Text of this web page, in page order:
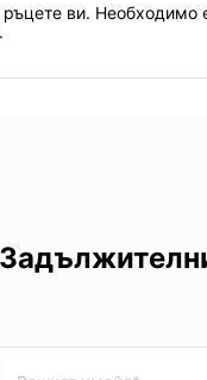
ви. Необходимо